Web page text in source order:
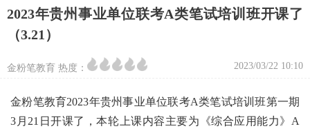
2023年贵州事业单位联考A类笔试培训班开课了
（3.21）
金粉笔教育 热度： 2023/03/22 10:10
金粉笔教育2023年贵州事业单位联考A类笔试培训班第一期
3月21日开课了，本轮上课内容主要为《综合应用能力》A